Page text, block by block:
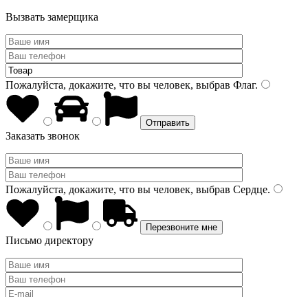
Вызвать замерщика
Пожалуйста, докажите, что вы человек, выбрав Флаг.
Заказать звонок
Пожалуйста, докажите, что вы человек, выбрав Сердце.
Письмо директору